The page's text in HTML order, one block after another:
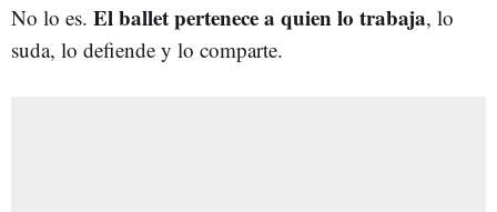
No lo es. El ballet pertenece a quien lo trabaja, lo
suda, lo defiende y lo comparte.